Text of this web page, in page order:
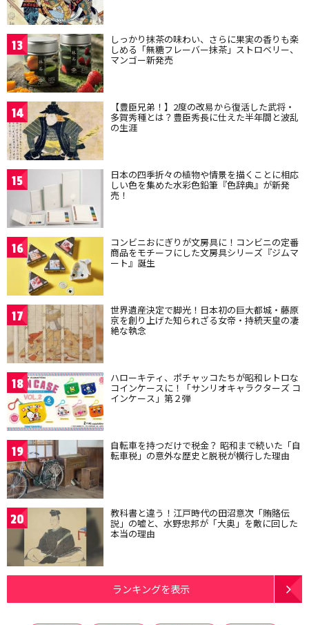
13 しっかり抹茶の味わい、さらに果実の香りも楽
しめる「無糖フレーバー抹茶」ストロベリー、
マンゴー新発売
14 【豊臣兄弟！】2度の改易から復活した武将・
多賀秀種とは？豊臣秀長に仕えた半年間と波乱
の生涯
15 日本の四季折々の植物や情景を描くことに相応
しい色を集めた水彩色鉛筆『色辞典』が新発
売！
16 コンビニおにぎりが文房具に！コンビニの定番
商品をモチーフにした文房具シリーズ『ジムマ
ート』誕生
17 世界遺産決定で脚光！日本初の巨大都城・藤原
京を創り上げた知られざる女帝・持統天皇の凄
絶な執念
18 ハローキティ、ポチャッコたちが昭和レトロな
コインケースに！「サンリオキャラクターズ コ
インケース」第２弾
19 自転車を持つだけで税金？ 昭和まで続いた「自
転車税」の意外な歴史と脱税が横行した理由
20 教科書と違う！江戸時代の田沼意次「賄賂伝
説」の嘘と、水野忠邦が「大奥」を敵に回した
本当の理由
ランキングを表示